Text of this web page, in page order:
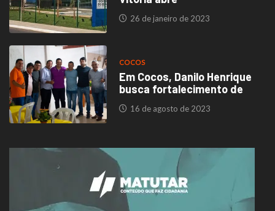
26 de janeiro de 2023
COCOS
Em Cocos, Danilo Henrique
busca fortalecimento de
16 de agosto de 2023